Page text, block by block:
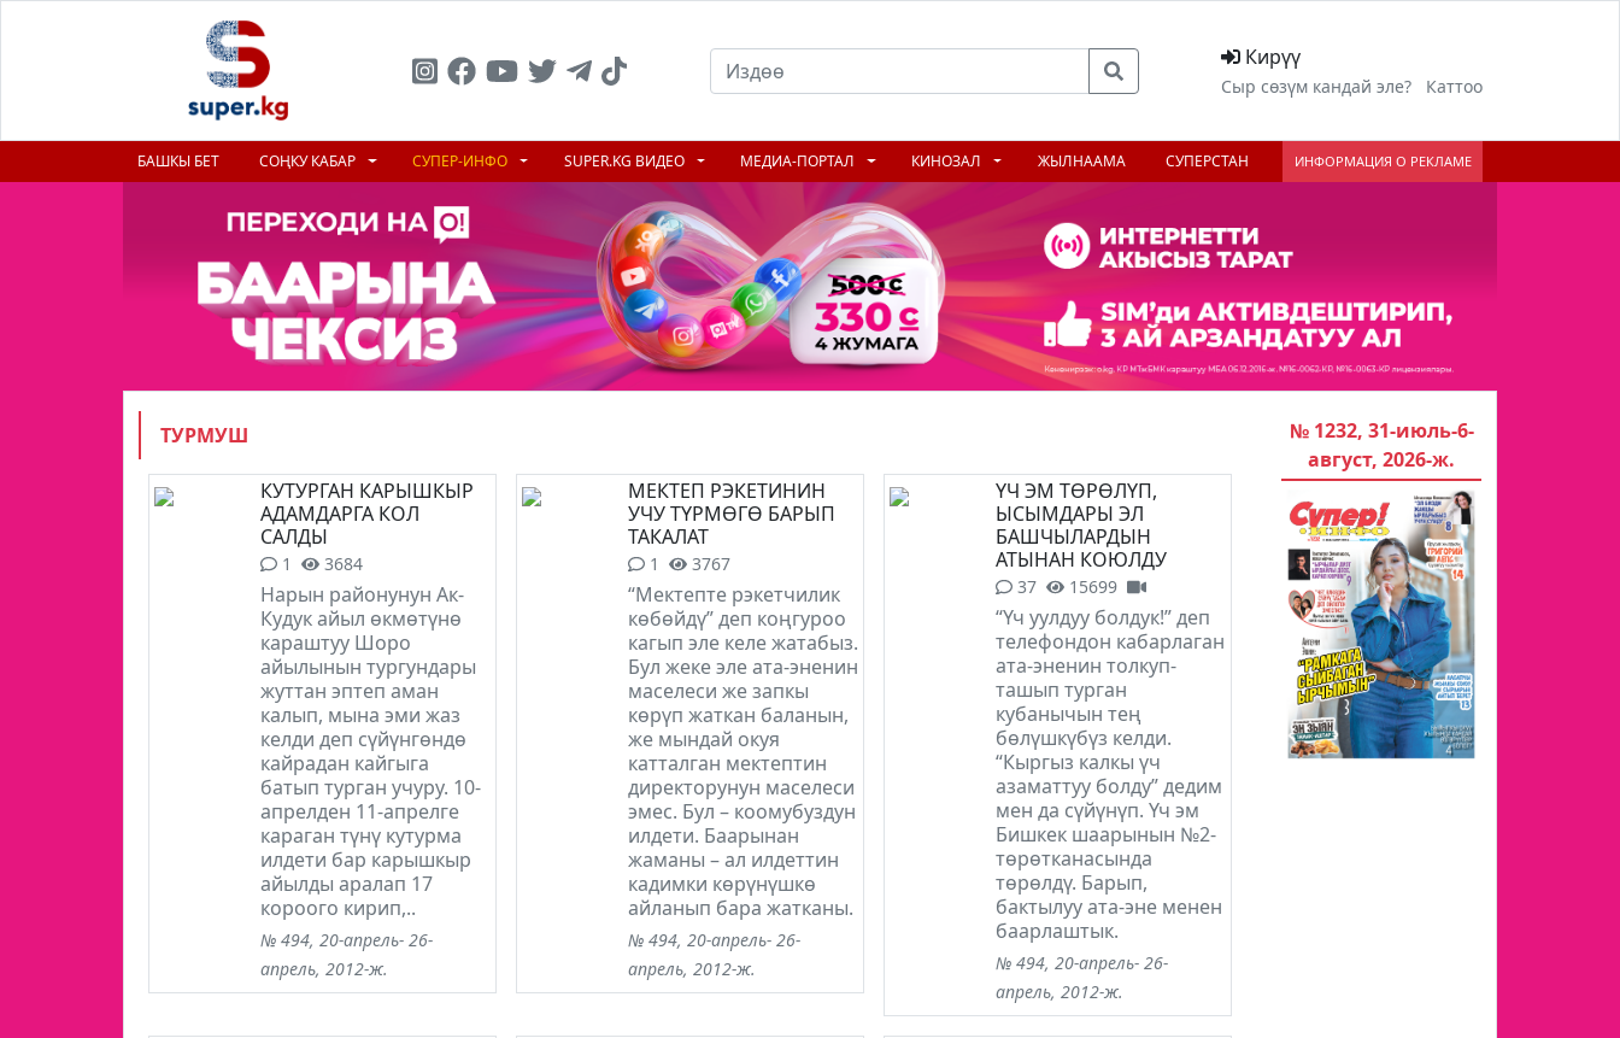
Кирүү
Сыр сөзүм кандай эле? Каттоо
БАШКЫ БЕТ СОҢКУ КАБАР СУПЕР-ИНФО SUPER.KG ВИДЕО МЕДИА-ПОРТАЛ КИНОЗАЛ ЖЫЛНААМА СУПЕРСТАН ИНФОРМАЦИЯ О РЕКЛАМЕ
ТУРМУШ
КУТУРГАН КАРЫШКЫР
АДАМДАРГА КОЛ
САЛДЫ
1 3684
Нарын районунун Ак-
Кудук айыл өкмөтүнө
караштуу Шоро
айылынын тургундары
жуттан эптеп аман
калып, мына эми жаз
келди деп сүйүнгөндө
кайрадан кайгыга
батып турган учуру. 10-
апрелден 11-апрелге
караган түнү кутурма
илдети бар карышкыр
айылды аралап 17
короого кирип,..
№ 494, 20-апрель- 26-
апрель, 2012-ж.
МЕКТЕП РЭКЕТИНИН
УЧУ ТҮРМӨГӨ БАРЫП
ТАКАЛАТ
1 3767
“Мектепте рэкетчилик
көбөйдү” деп коңгуроо
кагып эле келе жатабыз.
Бул жеке эле ата-эненин
маселеси же запкы
көрүп жаткан баланын,
же мындай окуя
катталган мектептин
директорунун маселеси
эмес. Бул – коомубуздун
илдети. Баарынан
жаманы – ал илдеттин
кадимки көрүнүшкө
айланып бара жатканы.
№ 494, 20-апрель- 26-
апрель, 2012-ж.
ҮЧ ЭМ ТӨРӨЛҮП,
ЫСЫМДАРЫ ЭЛ
БАШЧЫЛАРДЫН
АТЫНАН КОЮЛДУ
37 15699
“Үч уулдуу болдук!” деп
телефондон кабарлаган
ата-эненин толкуп-
ташып турган
кубанычын тең
бөлүшкүбүз келди.
“Кыргыз калкы үч
азаматтуу болду” дедим
мен да сүйүнүп. Үч эм
Бишкек шаарынын №2-
төрөтканасында
төрөлдү. Барып,
бактылуу ата-эне менен
баарлаштык.
№ 494, 20-апрель- 26-
апрель, 2012-ж.
№ 1232, 31-июль-6-
август, 2026-ж.